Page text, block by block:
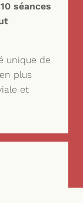
séances
unique de
plus
et